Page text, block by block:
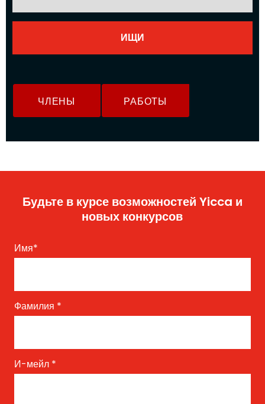
ЧЛЕНЫ РАБОТЫ
Будьте в курсе возможностей Yicca и
новых конкурсов
Имя*
Фамилия *
И-мейл *